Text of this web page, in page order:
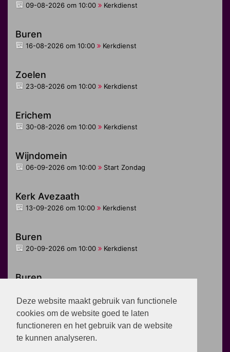
Deze website maakt gebruik van functionele
cookies om de website goed te laten
functioneren en het gebruik van de website
te kunnen analyseren.
09-08-2026 om 10:00 Kerkdienst
Buren
16-08-2026 om 10:00 Kerkdienst
Zoelen
23-08-2026 om 10:00 Kerkdienst
Erichem
30-08-2026 om 10:00 Kerkdienst
Wijndomein
06-09-2026 om 10:00 Start Zondag
Kerk Avezaath
13-09-2026 om 10:00 Kerkdienst
Buren
20-09-2026 om 10:00 Kerkdienst
Buren
Zoelen
27-09-2026 om 10:00 Kerkdienst